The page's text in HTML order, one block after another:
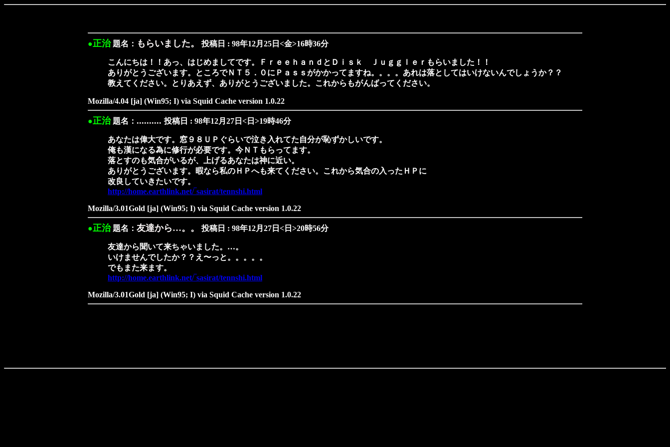
●正治題名： もらいました。 投稿日 : 98年12月25日<金>16時36分
こんにちは！！あっ、はじめましてです。ＦｒｅｅｈａｎｄとＤｉｓｋ Ｊｕｇｇｌｅｒもらいました！！
ありがとうございます。ところでＮＴ５．０にＰａｓｓがかかってますね。。。。あれは落としてはいけないんでしょうか？？
教えてください。とりあえず、ありがとうございました。これからもがんばってください。
Mozilla/4.04 [ja] (Win95; I) via Squid Cache version 1.0.22
●正治題名： ..........投稿日 : 98年12月27日<日>19時46分
あなたは偉大です。窓９８ＵＰぐらいで泣き入れてた自分が恥ずかしいです。
俺も漢になる為に修行が必要です。今ＮＴもらってます。
落とすのも気合がいるが、上げるあなたは神に近い。
ありがとうございます。暇なら私のＨＰへも来てください。これから気合の入ったＨＰに
改良していきたいです。
http://home.earthlink.net/‾sasirat/tennshi.html
Mozilla/3.01Gold [ja] (Win95; I) via Squid Cache version 1.0.22
●正治題名： 友達から…。。 投稿日 : 98年12月27日<日>20時56分
友達から聞いて来ちゃいました。…。
いけませんでしたか？？え〜っと。。。。。
でもまた来ます。
http://home.earthlink.net/‾sasirat/tennshi.html
Mozilla/3.01Gold [ja] (Win95; I) via Squid Cache version 1.0.22